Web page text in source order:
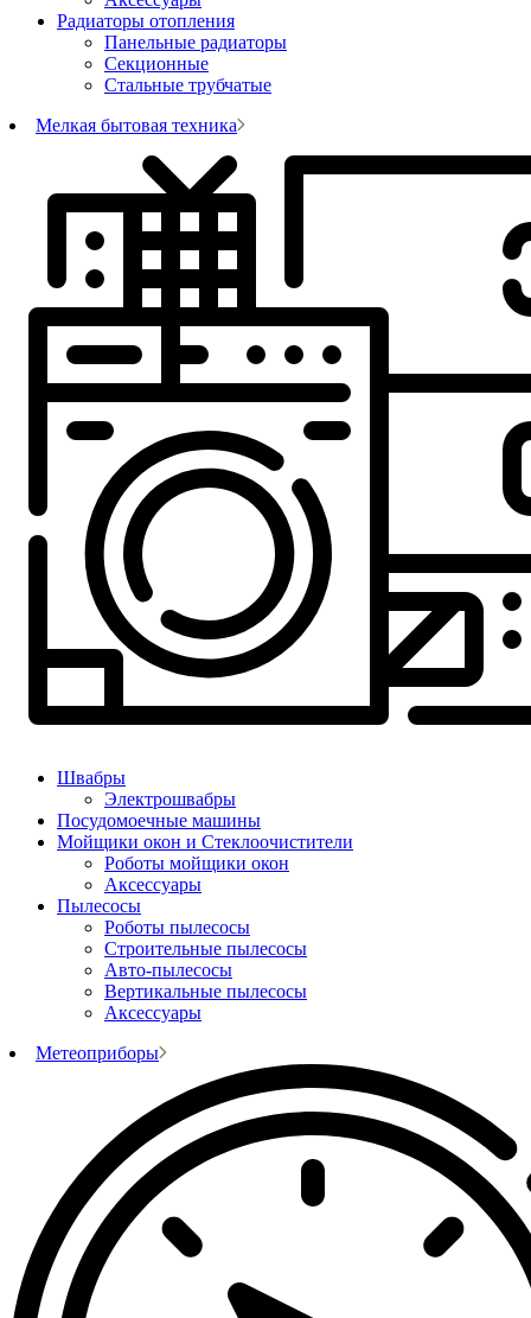
Радиаторы отопления
Панельные радиаторы
Секционные
Стальные трубчатые
Мелкая бытовая техника
Швабры
Электрошвабры
Посудомоечные машины
Мойщики окон и Стеклоочистители
Роботы мойщики окон
Аксессуары
Пылесосы
Роботы пылесосы
Строительные пылесосы
Авто-пылесосы
Вертикальные пылесосы
Аксессуары
Метеоприборы